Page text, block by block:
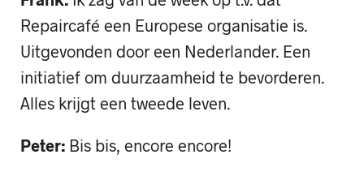
Repaircafé een Europese organisatie is.
Uitgevonden door een Nederlander. Een
initiatief om duurzaamheid te bevorderen.
Alles krijgt een tweede leven.
Peter: Bis bis, encore encore!